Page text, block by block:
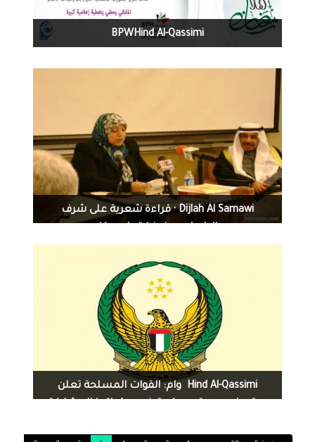
Hind Al-Qassimi‏BPW
06-14-2016
0
1246
Dijlah Al Samawi · قراءة شعرية على شرف
06-14-2016
0
1310
Hind Al-Qassimi ‏ وام: القوات المسلحة تعلن
طاقمها المكون من الطيار ومساعده. [تلفزيون